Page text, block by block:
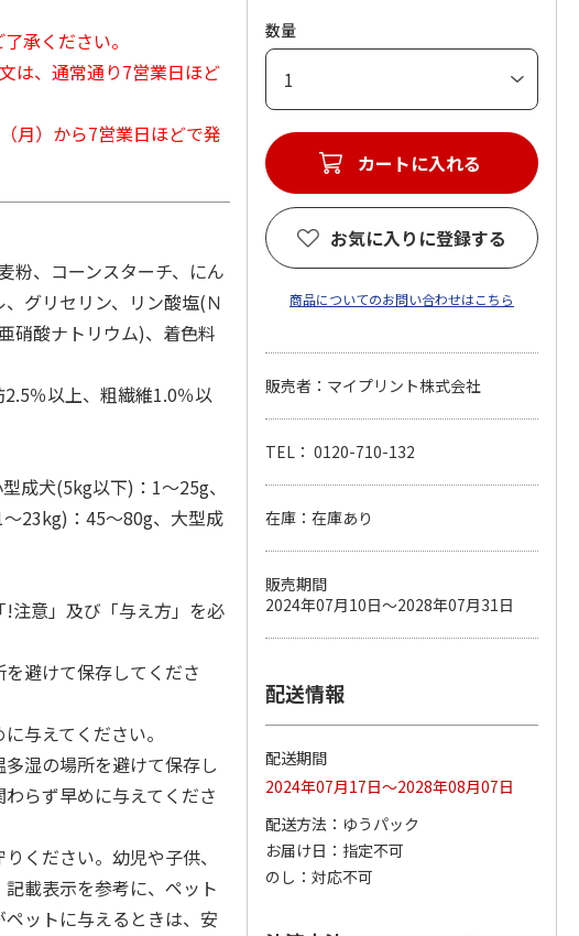
ぐるぐるボーン型 S
470円
(送料別・税込)
こ用 まぐろ・かつ
(送料別・税込)
ペット線香 虹のか
なた フルーティフ
ローラルの香り
承ください。
は、通常通り7営業日ほど
月）から7営業日ほどで発
粉、コーンスターチ、にん
グリセリン、リン酸塩(Ｎ
硝酸ナトリウム)、着色料
2.5％以上、粗繊維1.0％以
成犬(5kg以下)：1～25g、
23kg)：45～80g、大型成
!注意」及び「与え方」を必
避けて保存してくださ
与えてください。
多湿の場所を避けて保存し
らず早めに与えてくださ
ください。幼児や子供、
載表示を参考に、ペット
ットに与えるときは、安
数量
カートに入れる
お気に入りに登録する
商品についてのお問い合わせはこちら
販売者：マイプリント株式会社
TEL： 0120-710-132
在庫：在庫あり
販売期間
2024年07月10日～2028年07月31日
配送情報
配送期間
2024年07月17日～2028年08月07日
配送方法
ゆうパック
お届け日
指定不可
のし
対応不可